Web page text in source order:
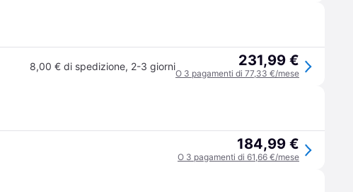
8,00 € di spedizione, 2-3 giorni 231,99 €
O 3 pagamenti di 77,33 €/mese
184,99 €
O 3 pagamenti di 61,66 €/mese